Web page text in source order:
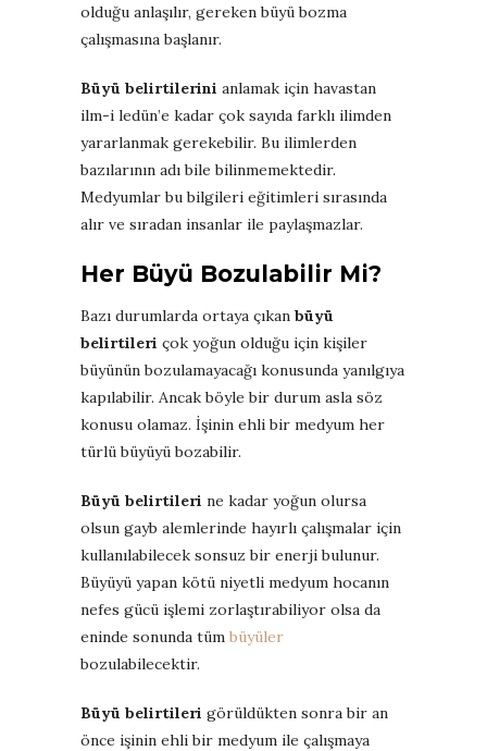
olduğu anlaşılır, gereken büyü bozma
çalışmasına başlanır.
Büyü belirtilerini anlamak için havastan
ilm-i ledün’e kadar çok sayıda farklı ilimden
yararlanmak gerekebilir. Bu ilimlerden
bazılarının adı bile bilinmemektedir.
Medyumlar bu bilgileri eğitimleri sırasında
alır ve sıradan insanlar ile paylaşmazlar.
Her Büyü Bozulabilir Mi?
Bazı durumlarda ortaya çıkan büyü
belirtileri çok yoğun olduğu için kişiler
büyünün bozulamayacağı konusunda yanılgıya
kapılabilir. Ancak böyle bir durum asla söz
konusu olamaz. İşinin ehli bir medyum her
türlü büyüyü bozabilir.
Büyü belirtileri ne kadar yoğun olursa
olsun gayb alemlerinde hayırlı çalışmalar için
kullanılabilecek sonsuz bir enerji bulunur.
Büyüyü yapan kötü niyetli medyum hocanın
nefes gücü işlemi zorlaştırabiliyor olsa da
eninde sonunda tüm büyüler
bozulabilecektir.
Büyü belirtileri görüldükten sonra bir an
önce işinin ehli bir medyum ile çalışmaya